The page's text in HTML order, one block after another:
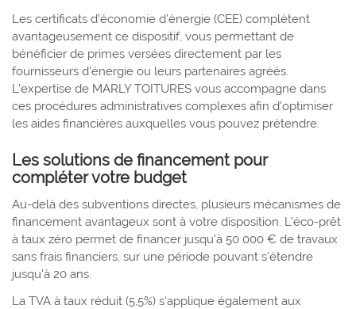
Les certificats d'économie d'énergie (CEE) complètent
avantageusement ce dispositif, vous permettant de
bénéficier de primes versées directement par les
fournisseurs d'énergie ou leurs partenaires agréés.
L'expertise de MARLY TOITURES vous accompagne dans
ces procédures administratives complexes afin d'optimiser
les aides financières auxquelles vous pouvez prétendre.
Les solutions de financement pour
compléter votre budget
Au-delà des subventions directes, plusieurs mécanismes de
financement avantageux sont à votre disposition. L'éco-prêt
à taux zéro permet de financer jusqu'à 50 000 € de travaux
sans frais financiers, sur une période pouvant s'étendre
jusqu'à 20 ans.
La TVA à taux réduit (5,5%) s'applique également aux